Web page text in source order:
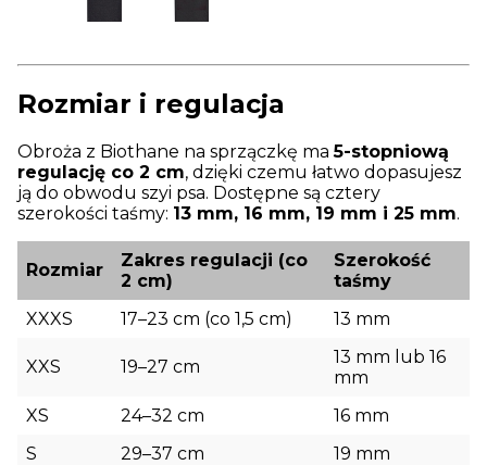
Rozmiar i regulacja
Obroża z Biothane na sprzączkę ma5-stopniową
regulację co 2 cm, dzięki czemu łatwo dopasujesz
ją do obwodu szyi psa. Dostępne są cztery
szerokości taśmy: 13 mm, 16 mm, 19 mm i 25 mm.
Rozmiar
Zakres regulacji (co
2 cm)
Szerokość
taśmy
XXXS
17–23 cm (co 1,5 cm) 13 mm
XXS 19–27 cm
13 mm lub 16
mm
XS
24–32 cm
16 mm
S
29–37 cm
19 mm